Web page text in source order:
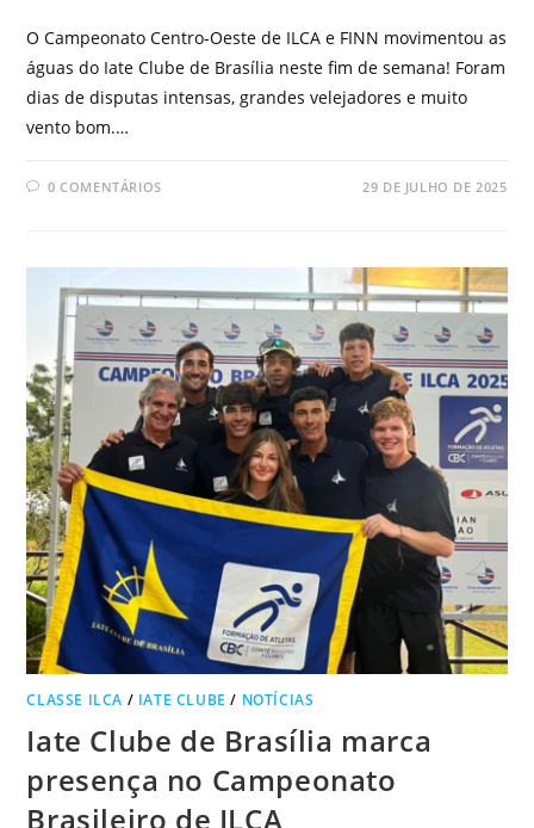
O Campeonato Centro-Oeste de ILCA e FINN movimentou as
águas do Iate Clube de Brasília neste fim de semana! Foram
dias de disputas intensas, grandes velejadores e muito
vento bom.…
0 COMENTÁRIOS 29 DE JULHO DE 2025
CLASSE ILCA / IATE CLUBE / NOTÍCIAS
Iate Clube de Brasília marca
presença no Campeonato
Brasileiro de ILCA